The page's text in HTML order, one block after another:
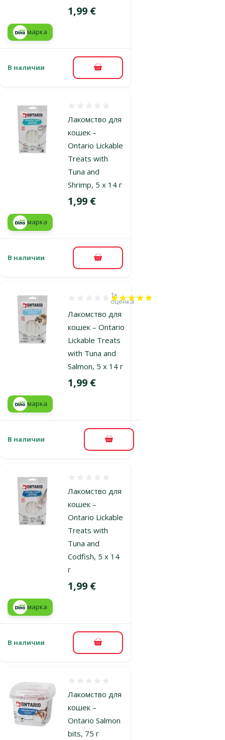
Цена
1,99 €
марка
В наличии В корзину
Лакомство для
кошек –
Ontario Lickable
Treats with
Tuna and
Shrimp, 5 x 14 г
Цена
1,99 €
марка
В наличии В корзину
Лакомство для
кошек – Ontario
Lickable Treats
with Tuna and
Salmon, 5 x 14 г
Оценка 100%, количество оценок: 1
1×
оценка
Цена
1,99 €
марка
В наличии В корзину
Лакомство для
кошек –
Ontario Lickable
Treats with
Tuna and
Codfish, 5 x 14
г
Цена
1,99 €
марка
В наличии В корзину
Лакомство для
кошек –
Ontario Salmon
bits, 75 г